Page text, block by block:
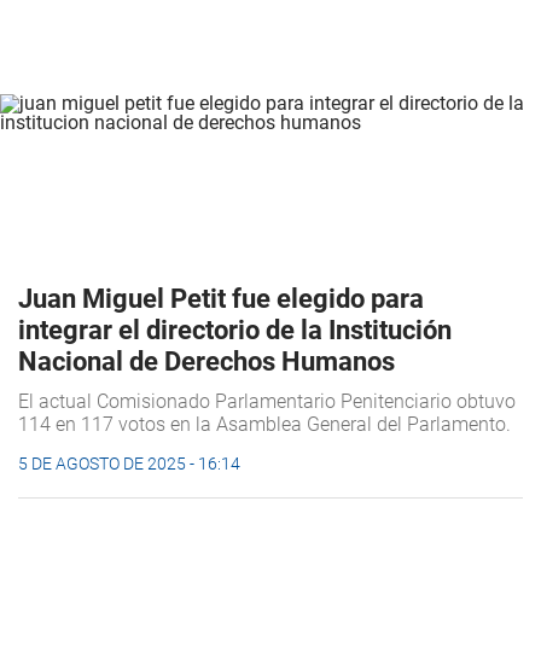
Juan Miguel Petit fue elegido para
integrar el directorio de la Institución
Nacional de Derechos Humanos
El actual Comisionado Parlamentario Penitenciario obtuvo
114 en 117 votos en la Asamblea General del Parlamento.
5 DE AGOSTO DE 2025 - 16:14